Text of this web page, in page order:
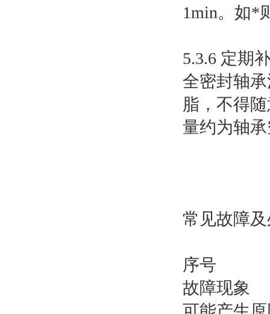
1min。如*
5.3.6 定期
全密封轴
脂，不得
量约为轴
常见故障
序号
故障现象